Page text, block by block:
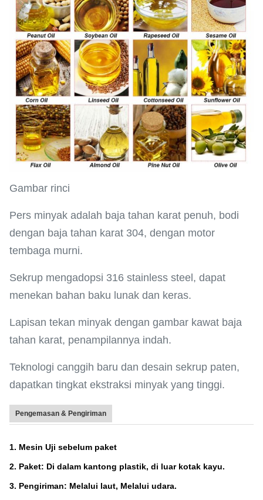
Gambar rinci
Pers minyak adalah baja tahan karat penuh, bodi
dengan baja tahan karat 304, dengan motor
tembaga murni.
Sekrup mengadopsi 316 stainless steel, dapat
menekan bahan baku lunak dan keras.
Lapisan tekan minyak dengan gambar kawat baja
tahan karat, penampilannya indah.
Teknologi canggih baru dan desain sekrup paten,
dapatkan tingkat ekstraksi minyak yang tinggi.
Pengemasan & Pengiriman
1. Mesin Uji sebelum paket
2. Paket: Di dalam kantong plastik, di luar kotak kayu.
3. Pengiriman: Melalui laut, Melalui udara.